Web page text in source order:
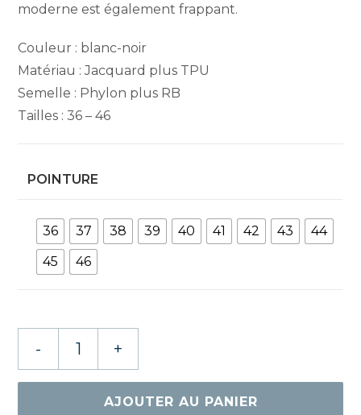
moderne est également frappant.
Couleur : blanc-noir
Matériau : Jacquard plus TPU
Semelle : Phylon plus RB
Tailles : 36 – 46
POINTURE
36 37 38 39 40 41 42 43
44
45
46
- +
AJOUTER AU PANIER